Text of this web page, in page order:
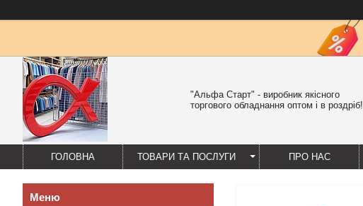
"Альфа Старт" - виробник якісного
торгового обладнання оптом і в роздріб!
ГОЛОВНА ТОВАРИ ТА ПОСЛУГИ ПРО НАС